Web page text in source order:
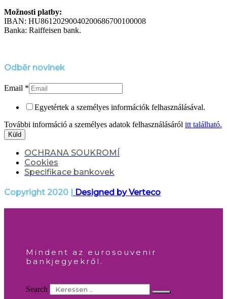
Možnosti platby:
IBAN: HU86120290040200686700100008
Banka: Raiffeisen bank.
Odběr novinek
Email *
Egyetértek a személyes információk felhasználásával.
További információ a személyes adatok felhasználásáról itt található.
Küld
OCHRANA SOUKROMÍ
Cookies
Specifikace bankovek
Copyright 2020 | Designed by Verteco
Mindent az eurosouvenir
bankjegyekről.
Search